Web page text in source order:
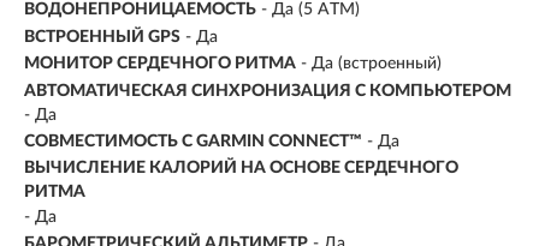
ВОДОНЕПРОНИЦАЕМОСТЬ - Да (5 ATM)
ВСТРОЕННЫЙ GPS - Да
МОНИТОР СЕРДЕЧНОГО РИТМА - Да (встроенный)
АВТОМАТИЧЕСКАЯ СИНХРОНИЗАЦИЯ С КОМПЬЮТЕРОМ
- Да
СОВМЕСТИМОСТЬ С GARMIN CONNECT™ - Да
ВЫЧИСЛЕНИЕ КАЛОРИЙ НА ОСНОВЕ СЕРДЕЧНОГО
РИТМА
- Да